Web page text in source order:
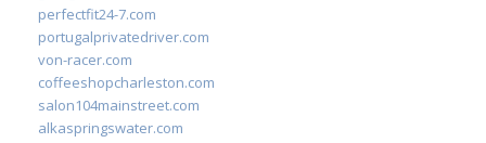
perfectfit24-7.com
portugalprivatedriver.com
von-racer.com
coffeeshopcharleston.com
salon104mainstreet.com
alkaspringswater.com